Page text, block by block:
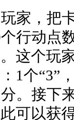
家，把
行动点
这个玩
1个“3”
。接下
可以获